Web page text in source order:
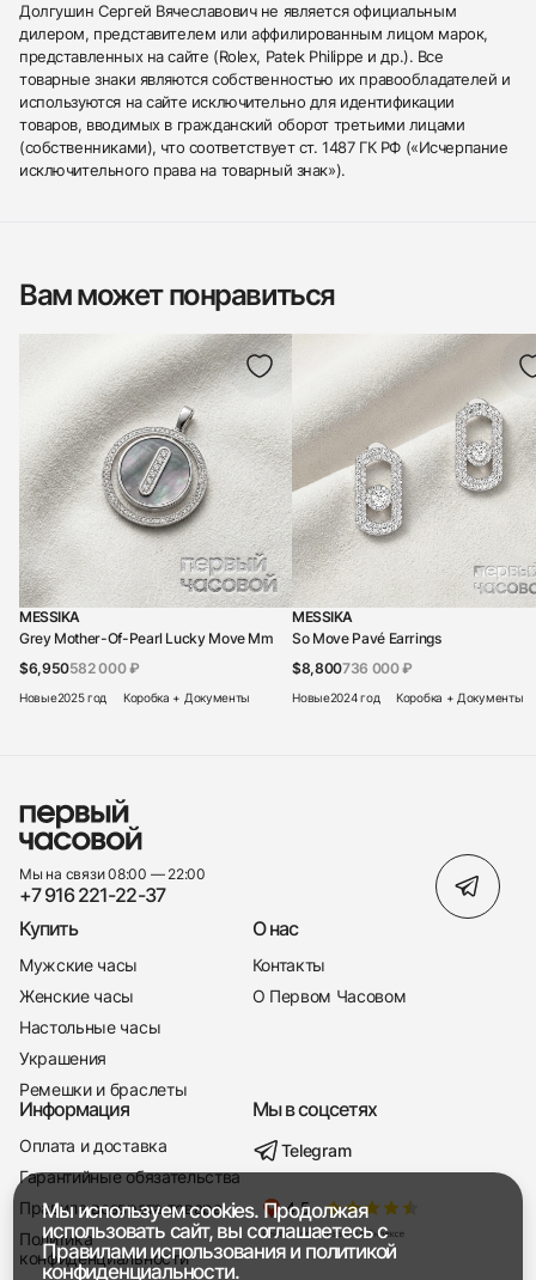
+7 916 221-22-37
Мы насвязи 08:00 — 19:00
Долгушин Сергей Вячеславович не является официальным
дилером, представителем или аффилированным лицом марок,
представленных на сайте (Rolex, Patek Philippe и др.). Все
товарные знаки являются собственностью их правообладателей и
используются на сайте исключительно для идентификации
товаров, вводимых в гражданский оборот третьими лицами
(собственниками), что соответствует ст. 1487 ГК РФ («Исчерпание
исключительного права на товарный знак»).
Вам может понравиться
MESSIKA
Grey Mother-Of-Pearl Lucky Move Mm
$6,950582 000 ₽
Новые2025 год Коробка + Документы
MESSIKA
So Move Pavé Earrings
$8,800736 000 ₽
Новые2024 год Коробка + Документы
Мы на связи 08:00 — 22:00
+7 916 221-22-37
Купить
Мужские часы
Женские часы
Настольные часы
Украшения
Ремешки и браслеты
О нас
Контакты
О Первом Часовом
Информация
Оплата и доставка
Гарантийные обязательства
Правила возврата товара
Политика
конфиденциальности
Мы в соцсетях
Telegram
Мы используем cookies. Продолжая
использовать сайт, вы соглашаетесь с
Правилами использованияи политикой
конфиденциальности.